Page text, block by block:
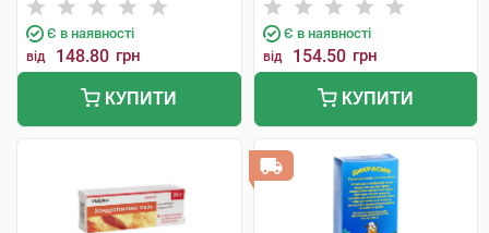
Є в наявності
від 148.80 грн
КУПИТИ
Є в наявності
від 154.50 грн
КУПИТИ